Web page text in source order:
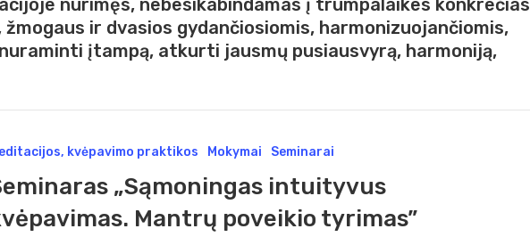
nurimęs, nebesikabindamas į trumpalaikes konkrečias
žmogaus ir dvasios gydančiosiomis, harmonizuojančiomis,
nuraminti įtampą, atkurti jausmų pusiausvyrą, harmoniją,
kvėpavimo praktikos Mokymai Seminarai
„Sąmoningas intuityvus
Mantrų poveikio tyrimas”